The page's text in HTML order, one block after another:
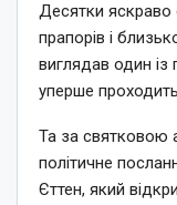
Десятки яскраво
прапорів і
виглядав один із
уперше
Та за святковою
політичне
Єттен, який